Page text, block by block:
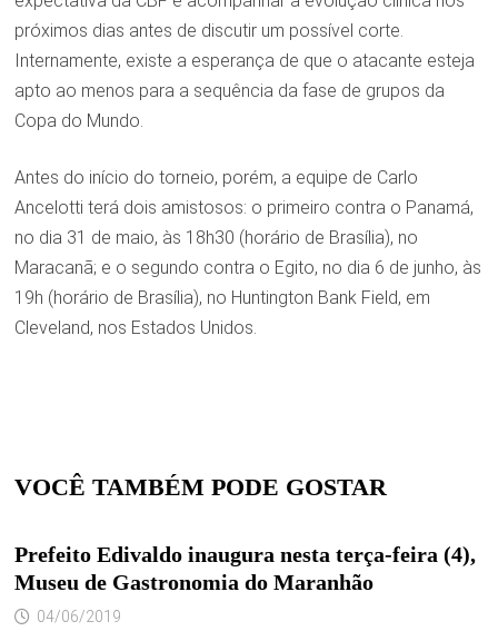
próximos dias antes de discutir um possível corte.
Internamente, existe a esperança de que o atacante esteja
apto ao menos para a sequência da fase de grupos da
Copa do Mundo.
Antes do início do torneio, porém, a equipe de Carlo
Ancelotti terá dois amistosos: o primeiro contra o Panamá,
no dia 31 de maio, às 18h30 (horário de Brasília), no
Maracanã; e o segundo contra o Egito, no dia 6 de junho, às
19h (horário de Brasília), no Huntington Bank Field, em
Cleveland, nos Estados Unidos.
VOCÊ TAMBÉM PODE GOSTAR
Prefeito Edivaldo inaugura nesta terça-feira (4),
Museu de Gastronomia do Maranhão
04/06/2019